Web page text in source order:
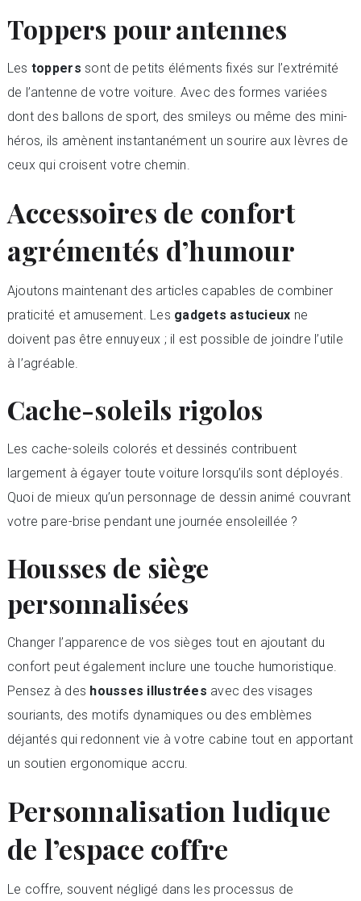
Toppers pour antennes
Les toppers sont de petits éléments fixés sur l’extrémité
de l’antenne de votre voiture. Avec des formes variées
dont des ballons de sport, des smileys ou même des mini-
héros, ils amènent instantanément un sourire aux lèvres de
ceux qui croisent votre chemin.
Accessoires de confort
agrémentés d’humour
Ajoutons maintenant des articles capables de combiner
praticité et amusement. Les gadgets astucieux ne
doivent pas être ennuyeux ; il est possible de joindre l’utile
à l’agréable.
Cache-soleils rigolos
Les cache-soleils colorés et dessinés contribuent
largement à égayer toute voiture lorsqu’ils sont déployés.
Quoi de mieux qu’un personnage de dessin animé couvrant
votre pare-brise pendant une journée ensoleillée ?
Housses de siège
personnalisées
Changer l’apparence de vos sièges tout en ajoutant du
confort peut également inclure une touche humoristique.
Pensez à des housses illustrées avec des visages
souriants, des motifs dynamiques ou des emblèmes
déjantés qui redonnent vie à votre cabine tout en apportant
un soutien ergonomique accru.
Personnalisation ludique
de l’espace coffre
Le coffre, souvent négligé dans les processus de